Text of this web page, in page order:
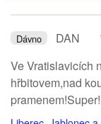
Dávno DAN
Ve Vratislavicích
hřbitovem,nad
pramenem!Super!